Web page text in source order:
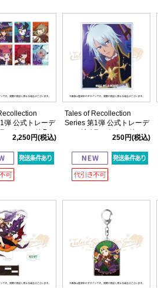
弾 公式トレーデ
ストカード Bセ
2,250円(税込)
Tales of Recollection
Series 第1弾 公式トレーデ
ィングイラストカード
250円(税込)